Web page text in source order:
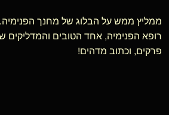
ממליץ ממש על הבלוג של מחנך
רופא הפנימיה, אחד הטובים והמדליקים
פרקים, וכתוב מדהים!